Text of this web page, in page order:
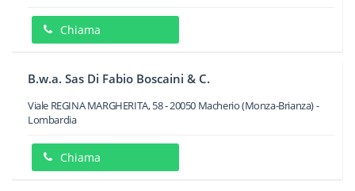
Chiama
B.w.a. Sas Di Fabio Boscaini & C.
Viale REGINA MARGHERITA, 58-20050 Macherio(Monza-Brianza) -
Lombardia
Chiama